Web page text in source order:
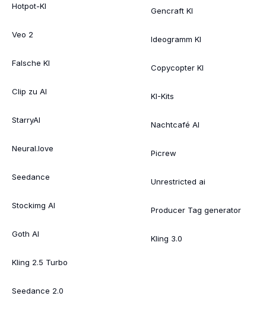
Hotpot-KI
Veo 2
Falsche KI
Clip zu AI
StarryAI
Neural.love
Seedance
Stockimg AI
Goth AI
Kling 2.5 Turbo
Seedance 2.0
Gencraft KI
Ideogramm KI
Copycopter KI
KI-Kits
Nachtcafé AI
Picrew
Unrestricted ai
Producer Tag generator
Kling 3.0